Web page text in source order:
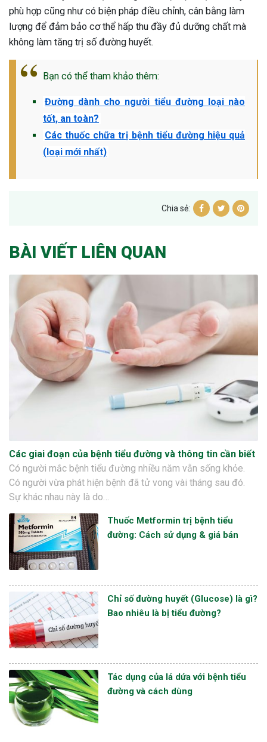
phù hợp cũng như có biện pháp điều chỉnh, cân bằng làm
lượng để đảm bảo cơ thể hấp thu đầy đủ dưỡng chất mà
không làm tăng trị số đường huyết.
Bạn có thể tham khảo thêm:
Đường dành cho người tiểu đường loại nào
tốt, an toàn?
Các thuốc chữa trị bệnh tiểu đường hiệu quả
(loại mới nhất)
Chia sẻ:
BÀI VIẾT LIÊN QUAN
Các giai đoạn của bệnh tiểu đường và thông tin cần biết
Có người mắc bệnh tiểu đường nhiều năm vẫn sống khỏe.
Có người vừa phát hiện bệnh đã tử vong vài tháng sau đó.
Sự khác nhau này là do…
Thuốc Metformin trị bệnh tiểu
đường: Cách sử dụng & giá bán
Chỉ số đường huyết (Glucose) là gì?
Bao nhiêu là bị tiểu đường?
Tác dụng của lá dứa với bệnh tiểu
đường và cách dùng